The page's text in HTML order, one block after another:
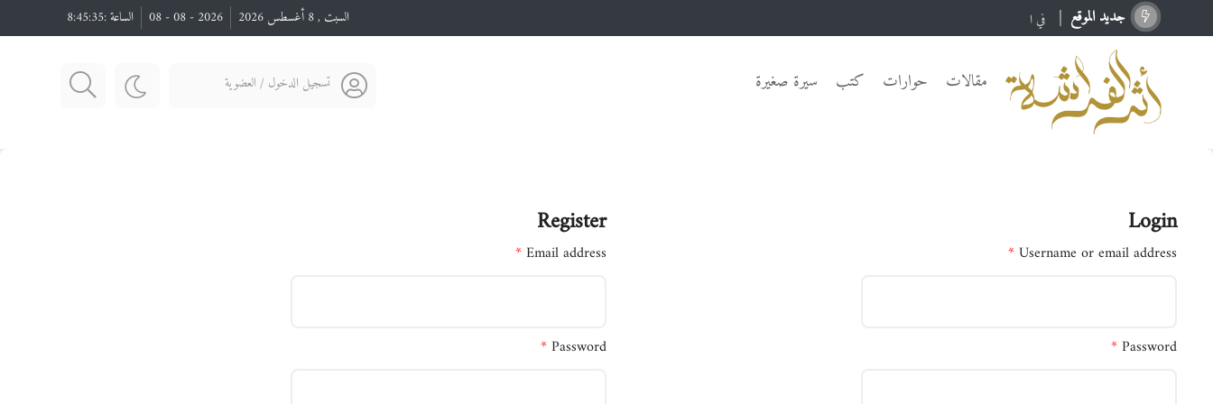
جدید الموقع في الأمل. السبت , 8 أغسطس 2026 2026 - 08 - 08 الساعة :8:45:35
مقالات حوارات كتب سيرة صغيرة تسجيل الدخول / العضوية
Login
Username or email address
*
Password
*
Register
Email address
*
Password
*